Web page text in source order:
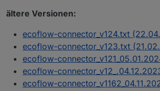
log("Fehler bei der
        idOK = true
    }
} else {
    idOK = true
}
ältere Versionen:
ecoflow-connector_v124.txt
ecoflow-connector_v123.txt
ecoflow-
ecoflow-
ecoflow-